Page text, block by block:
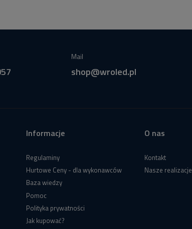
Mail
shop@wroled.pl
Informacje
Regulaminy
Hurtowe Ceny - dla wykonawców
Baza wiedzy
Pomoc
Polityka prywatności
Jak kupować?
O nas
Kontakt
Nasze realizacje